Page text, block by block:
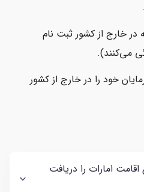
در خارج از کشور ثبت نام
می‌کنند).
خود را در خارج از کشور
امارات را دریافت